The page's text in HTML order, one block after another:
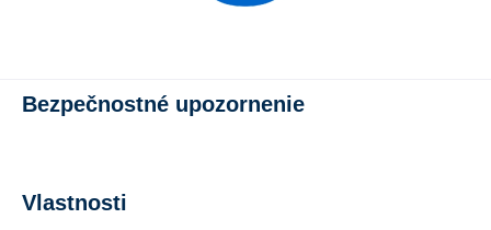
Bezpečnostné upozornenie
Vlastnosti